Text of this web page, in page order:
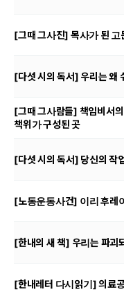
[그때 그사진] 목사가 된 고
[다섯 시의 독서] 우리는 왜
[그때 그사람들] 책임비서
책위가 구성된 곳
[다섯 시의 독서] 당신의 작
[노동운동사건] 이리 후레
[한내의 새 책] 우리는 파괴
[한내레터 다시읽기] 의료